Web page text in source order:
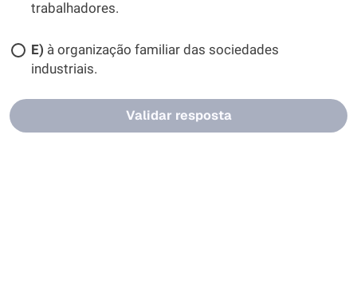
trabalhadores.
E) à organização familiar das sociedades
industriais.
Validar resposta